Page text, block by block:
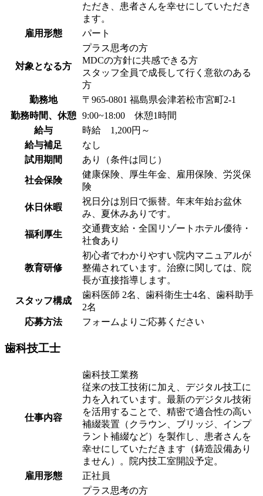
ただき、患者さんを幸せにしていただき
ます。
雇用形態
パート
対象となる方
プラス思考の方
MDCの方針に共感できる方
スタッフ全員で成長して行く意欲のある
方
勤務地
〒965-0801 福島県会津若松市宮町2-1
勤務時間、休憩
9:00~18:00 休憩1時間
給与
時給 1,200円～
給与補足
なし
試用期間
あり（条件は同じ）
社会保険
健康保険、厚生年金、雇用保険、労災保
険
休日休暇
祝日分は別日で振替。年末年始お盆休
み、夏休みありです。
福利厚生
交通費支給・全国リゾートホテル優待・
社食あり
教育研修
初心者でわかりやすい院内マニュアルが
整備されています。治療に関しては、院
長が直接指導します。
スタッフ構成
歯科医師 2名、歯科衛生士4名、歯科助手
2名
応募方法
フォームよりご応募ください
歯科技工士
仕事内容
歯科技工業務
従来の技工技術に加え、デジタル技工に
力を入れています。最新のデジタル技術
を活用することで、精密で適合性の高い
補綴装置（クラウン、ブリッジ、インプ
ラント補綴など）を製作し、患者さんを
幸せにしていただきます（鋳造設備あり
ません）。院内技工室開設予定。
雇用形態
正社員
プラス思考の方